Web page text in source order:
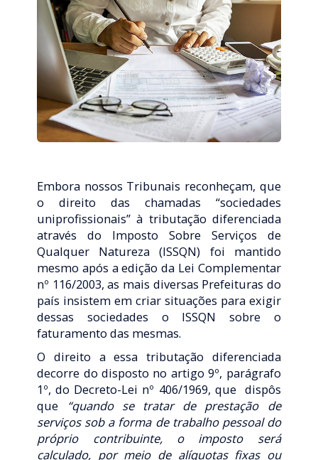
Embora nossos Tribunais reconheçam, que
o direito das chamadas “sociedades
uniprofissionais” à tributação diferenciada
através do Imposto Sobre Serviços de
Qualquer Natureza (ISSQN) foi mantido
mesmo após a edição da Lei Complementar
nº 116/2003, as mais diversas Prefeituras do
país insistem em criar situações para exigir
dessas sociedades o ISSQN sobre o
faturamento das mesmas.
O direito a essa tributação diferenciada
decorre do disposto no artigo 9º, parágrafo
1º, do Decreto-Lei nº 406/1969, que dispôs
que
“quando se tratar de prestação de
serviços sob a forma de trabalho pessoal do
próprio contribuinte, o imposto será
calculado, por meio de alíquotas fixas ou